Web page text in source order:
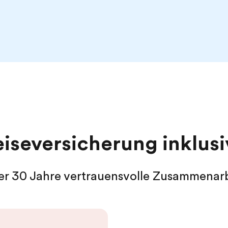
30 Jahre vertrauensvolle